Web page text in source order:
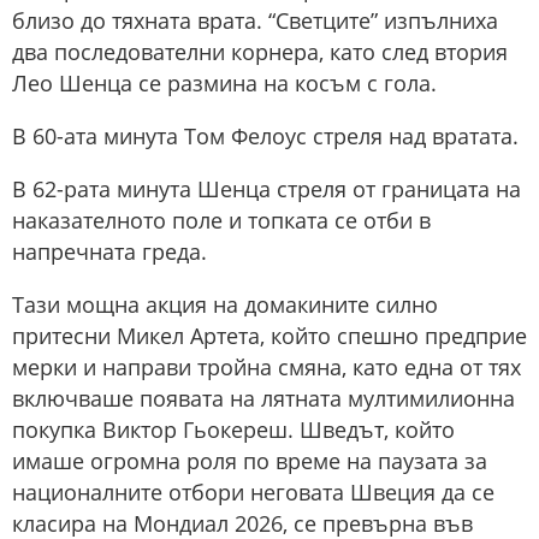
близо до тяхната врата. “Светците” изпълниха
два последователни корнера, като след втория
Лео Шенца се размина на косъм с гола.
В 60-ата минута Том Фелоус стреля над вратата.
В 62-рата минута Шенца стреля от границата на
наказателното поле и топката се отби в
напречната греда.
Тази мощна акция на домакините силно
притесни Микел Артета, който спешно предприе
мерки и направи тройна смяна, като една от тях
включваше появата на лятната мултимилионна
покупка Виктор Гьокереш. Шведът, който
имаше огромна роля по време на паузата за
националните отбори неговата Швеция да се
класира на Мондиал 2026, се превърна във